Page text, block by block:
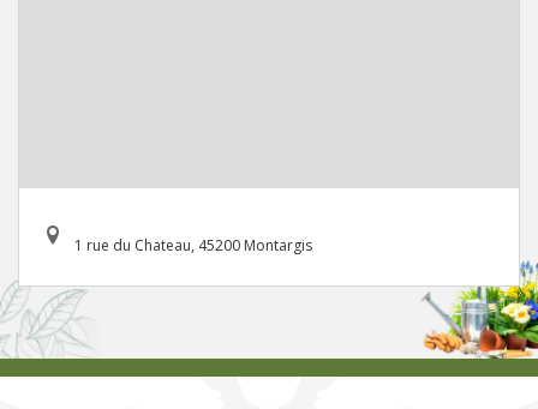
1 rue du Chateau, 45200 Montargis